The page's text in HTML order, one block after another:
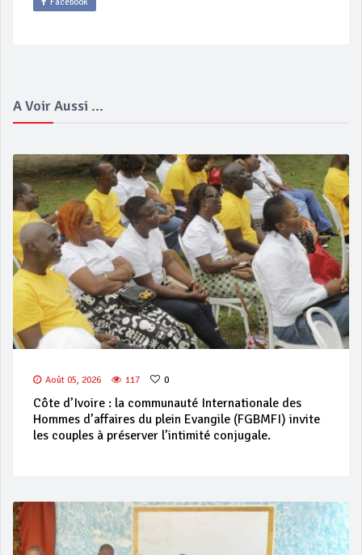
Facebook
A Voir Aussi ...
Août 05, 2026 117 0
Côte d’Ivoire : la communauté Internationale des
Hommes d’affaires du plein Evangile (FGBMFI) invite
les couples à préserver l’intimité conjugale.